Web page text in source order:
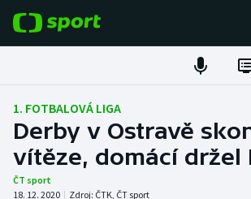
Fotbal
Hokej
Tenis
1. FOTBALOVÁ LIGA
Derby v Ostravě
vítěze, domácí držel
ČT sport
18. 12. 2020 | Zdroj: ČTK, ČT sport